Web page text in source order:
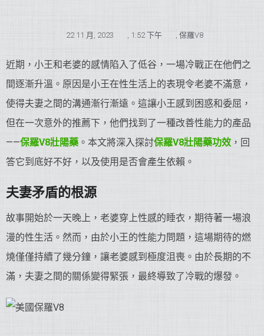
22 11 月, 2023 , 1:52 下午 , 保羅V8
近期，小王和老婆的感情陷入了低谷，一場冷戰正在他們之
間逐漸升溫。原因是小王在性生活上的表現令老婆不滿意，
使得夫妻之間的溝通漸行漸遠。這讓小王感到困惑和委屈，
但在一次意外的推薦下，他們找到了一種改善性能力的產品
——保羅V8壯陽藥 。本文將深入探討保羅V8壯陽藥功效 ，回
答它到底好不好，以及使用是否會產生依賴。
夫妻矛盾的根源
故事開始於一天晚上，老婆穿上性感的睡衣，期待著一場浪
漫的性生活。然而，由於小王的性能力問題，這場期待的燃
燒僅僅持續了幾分鐘，讓老婆感到極度沮喪。由於長期的不
滿，夫妻之間的關係變得緊張，最終導致了冷戰的爆發。